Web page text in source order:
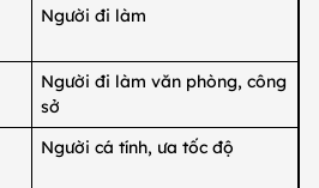
Người đi làm
Người đi làm văn phòng, công
sở
Người cá tính, ưa tốc độ